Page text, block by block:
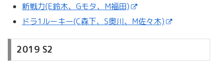
新戦力(E鈴木、Gモタ、M福田)
ドラ1ルーキー(C森下、S奥川、M佐々木)
2019 S2